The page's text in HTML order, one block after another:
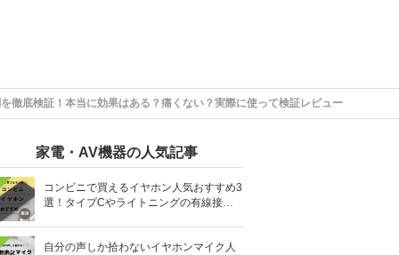
徹底検証！本当に効果はある？痛くない？実際に使って検証レビュー
家電・AV機器の人気記事
コンビニで買えるイヤホン人気おすすめ3
選！タイプCやライトニングの有線接続
自分の声しか拾わないイヤホンマイク人